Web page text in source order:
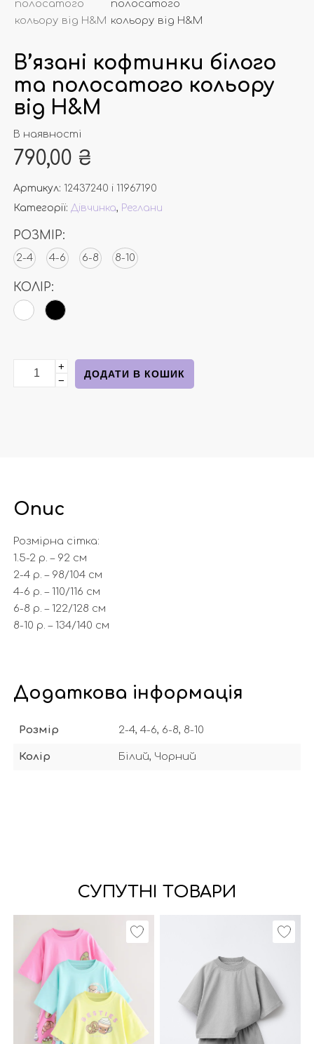
В’язані кофтинки білого
та полосатого кольору
від Н&М
В наявності
790,00 ₴
Артикул: 12437240 і 11967190
Категорії: Дівчинка, Реглани
РОЗМІР:
2-4 4-6 6-8 8-10
КОЛІР:
В'язані кофтинки білого та полосатого кольору від
+
−
ДОДАТИ В КОШИК
Опис
Розмірна сітка:
1.5-2 р. – 92 см
2-4 р. – 98/104 см
4-6 р. – 110/116 cм
6-8 р. – 122/128 см
8-10 р. – 134/140 см
Додаткова інформація
Розмір 2-4, 4-6, 6-8, 8-10
Колір Білий, Чорний
СУПУТНІ ТОВАРИ